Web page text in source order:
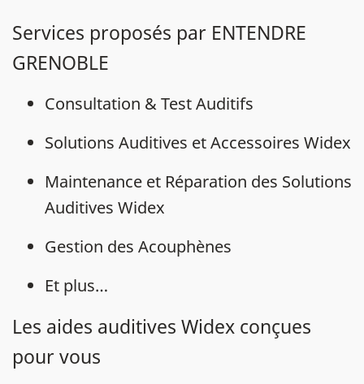
Services proposés par ENTENDRE
GRENOBLE
Consultation & Test Auditifs
Solutions Auditives et Accessoires Widex
Maintenance et Réparation des Solutions
Auditives Widex
Gestion des Acouphènes
Et plus…
Les aides auditives Widex conçues
pour vous